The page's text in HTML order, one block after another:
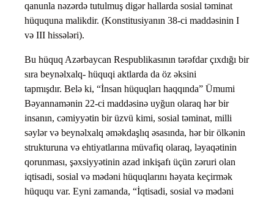
qanunla nəzərdə tutulmuş digər hallarda sosial təminat
hüququna malikdir. (Konstitusiyanın 38-ci maddəsinin I
və III hissələri).
Bu hüquq Azərbaycan Respublikasının tərəfdar çıxdığı bir
sıra beynəlxalq- hüquqi aktlarda da öz əksini
tapmışdır. Belə ki, “İnsan hüquqları haqqında” Ümumi
Bəyannamənin 22-ci maddəsinə uyğun olaraq hər bir
insanın, cəmiyyətin bir üzvü kimi, sosial təminat, milli
səylər və beynəlxalq əməkdaşlıq əsasında, hər bir ölkənin
strukturuna və ehtiyatlarına müvafiq olaraq, ləyaqətinin
qorunması, şəxsiyyətinin azad inkişafı üçün zəruri olan
iqtisadi, sosial və mədəni hüquqlarını həyata keçirmək
hüququ var. Eyni zamanda, “İqtisadi, sosial və mədəni